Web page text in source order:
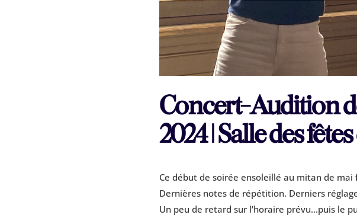
Concert-Audition
2024 | Salle des
Ce début de soirée ensoleillé au mitan de
Dernières notes de répétition. Derniers
Un peu de retard sur l’horaire prévu…puis le